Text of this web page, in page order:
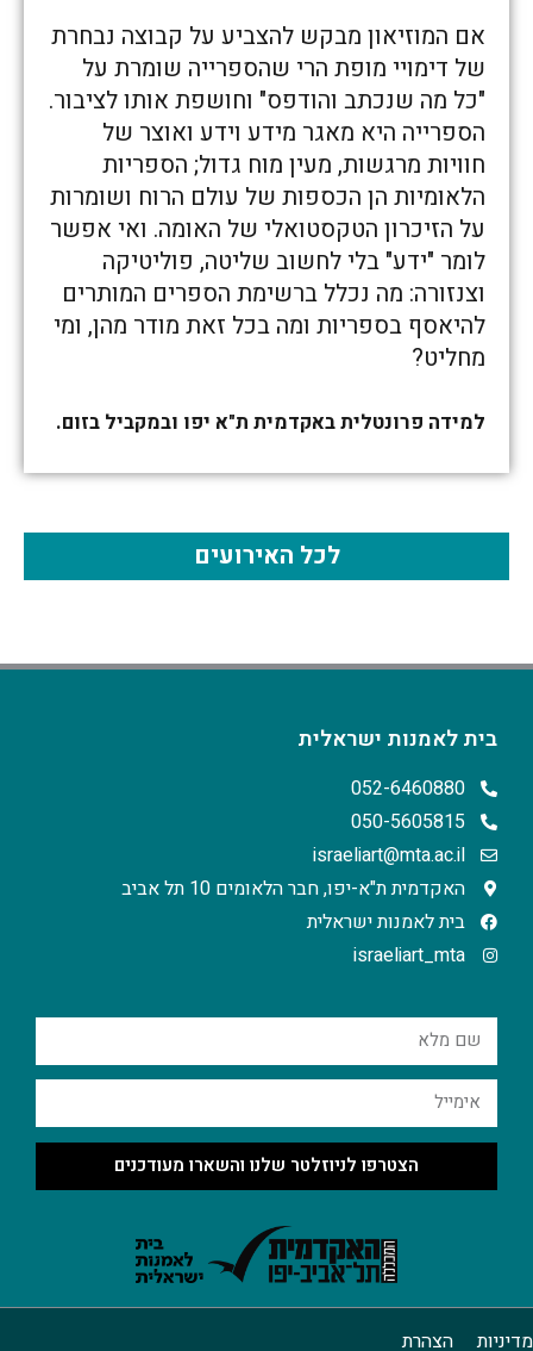
אם המוזיאון מבקש להצביע על קבוצה נבחרת
של דימויי מופת הרי שהספרייה שומרת על
"כל מה שנכתב והודפס" וחושפת אותו לציבור.
הספרייה היא מאגר מידע וידע ואוצר של
חוויות מרגשות, מעין מוח גדול; הספריות
הלאומיות הן הכספות של עולם הרוח ושומרות
על הזיכרון הטקסטואלי של האומה. ואי אפשר
לומר "ידע" בלי לחשוב שליטה, פוליטיקה
וצנזורה: מה נכלל ברשימת הספרים המותרים
להיאסף בספריות ומה בכל זאת מודר מהן, ומי
מחליט?
למידה פרונטלית באקדמית ת"א יפו ובמקביל בזום.
לכל האירועים
בית לאמנות ישראלית
052-6460880
050-5605815
israeliart@mta.ac.il
האקדמית ת"א-יפו, חבר הלאומים 10 תל אביב
בית לאמנות ישראלית
israeliart_mta
הצטרפו לניוזלטר שלנו והשארו מעודכנים
מדיניות הצהרת